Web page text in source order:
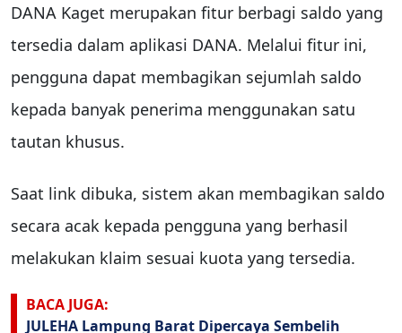
DANA Kaget merupakan fitur berbagi saldo yang
tersedia dalam aplikasi DANA. Melalui fitur ini,
pengguna dapat membagikan sejumlah saldo
kepada banyak penerima menggunakan satu
tautan khusus.
Saat link dibuka, sistem akan membagikan saldo
secara acak kepada pengguna yang berhasil
melakukan klaim sesuai kuota yang tersedia.
BACA JUGA:
JULEHA Lampung Barat Dipercaya Sembelih